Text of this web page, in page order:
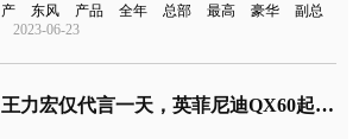
产
东风 产品 全年 总部 最高 豪华
副总
2023-06-23
王力宏仅代言一天，英菲尼迪QX60起售39.98万元